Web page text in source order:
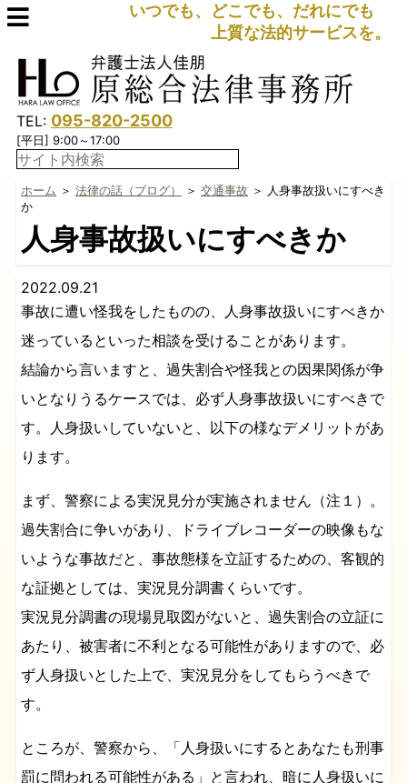
いつでも、どこでも、だれにでも
上質な法的サービスを。
TEL: 095-820-2500
[平日] 9:00～17:00
ホーム ＞ 法律の話（ブログ） ＞ 交通事故 ＞ 人身事故扱いにすべき
か
人身事故扱いにすべきか
2022.09.21
事故に遭い怪我をしたものの、人身事故扱いにすべきか
迷っているといった相談を受けることがあります。
結論から言いますと、過失割合や怪我との因果関係が争
いとなりうるケースでは、必ず人身事故扱いにすべきで
す。人身扱いしていないと、以下の様なデメリットがあ
ります。
まず、警察による実況見分が実施されません（注１）。
過失割合に争いがあり、ドライブレコーダーの映像もな
いような事故だと、事故態様を立証するための、客観的
な証拠としては、実況見分調書くらいです。
実況見分調書の現場見取図がないと、過失割合の立証に
あたり、被害者に不利となる可能性がありますので、必
ず人身扱いとした上で、実況見分をしてもらうべきで
す。
ところが、警察から、「人身扱いにするとあなたも刑事
罰に問われる可能性がある」と言われ、暗に人身扱いに